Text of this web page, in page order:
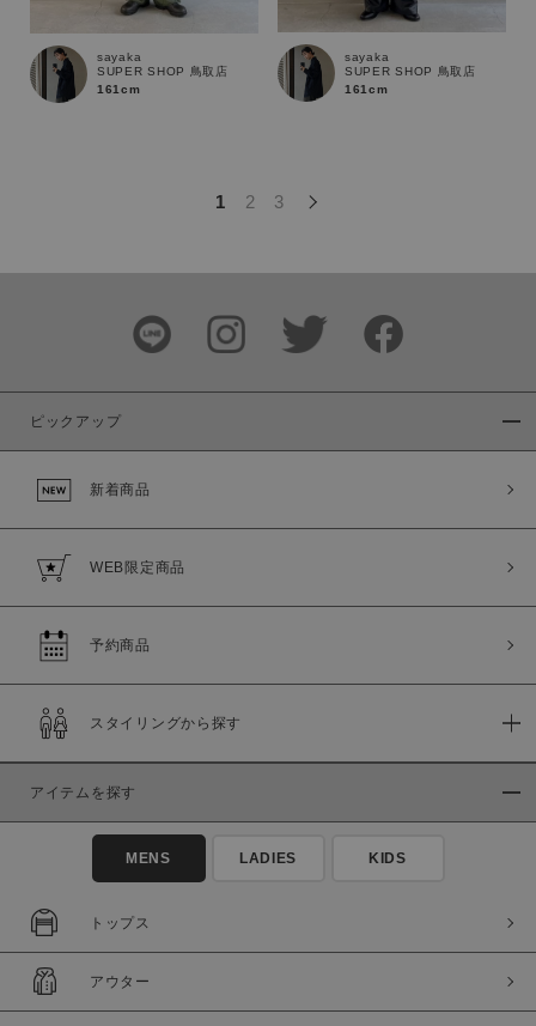
この条件で絞り込む
sayaka
SUPER SHOP 鳥取店
161cm
sayaka
SUPER SHOP 鳥取店
161cm
1 2 3
ピックアップ
新着商品
WEB限定商品
予約商品
スタイリングから探す
アイテムを探す
MENS LADIES KIDS
トップス
アウター